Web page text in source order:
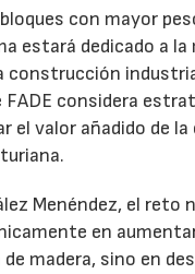
con mayor
estará dedicado a la
construcción
FADE considera
el valor añadido de la
Menéndez, el reto
en
madera, sino en